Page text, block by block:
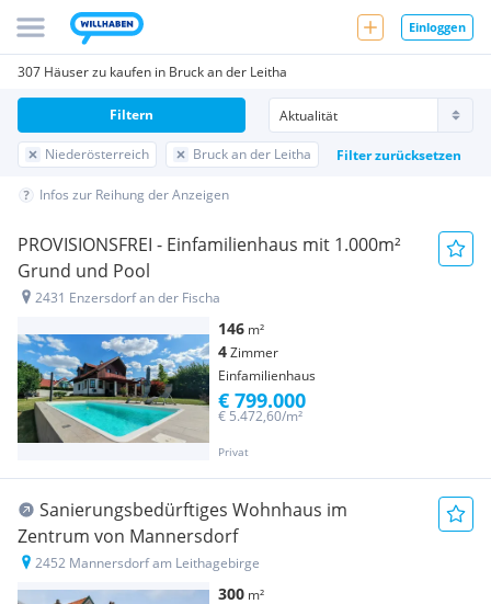
Einloggen
307 Häuser zu kaufen in Bruck an der Leitha
Niederösterreich Bruck an der Leitha Filter zurücksetzen
Filtern
Infos zur Reihung der Anzeigen
PROVISIONSFREI - Einfamilienhaus mit 1.000m²
Grund und Pool
2431 Enzersdorf an der Fischa
146 m²
4Zimmer
Einfamilienhaus
Privat
€ 5.472,60/m²
€ 799.000
Sanierungsbedürftiges Wohnhaus im
Zentrum von Mannersdorf
2452 Mannersdorf am Leithagebirge
300 m²